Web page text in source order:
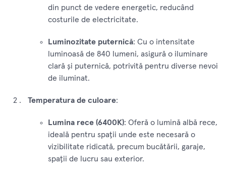
din punct de vedere energetic, reducând
costurile de electricitate.
Luminozitate puternică: Cu o intensitate
luminoasă de 840 lumeni, asigură o iluminare
clară și puternică, potrivită pentru diverse nevoi
de iluminat.
Temperatura de culoare:
Lumina rece (6400K): Oferă o lumină albă rece,
ideală pentru spații unde este necesară o
vizibilitate ridicată, precum bucătării, garaje,
spații de lucru sau exterior.